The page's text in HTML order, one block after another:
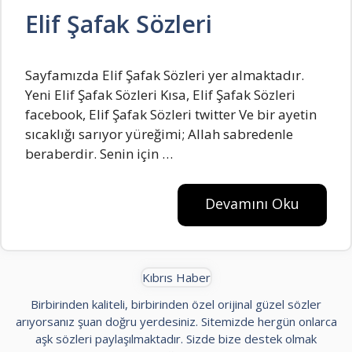
Elif Şafak Sözleri
Sayfamızda Elif Şafak Sözleri yer almaktadır.
Yeni Elif Şafak Sözleri Kısa, Elif Şafak Sözleri
facebook, Elif Şafak Sözleri twitter Ve bir ayetin
sıcakIığı sarıyor yüreğimi; AIIah sabredenIe
beraberdir. Senin için …
Devamını Oku
Kıbrıs Haber
Birbirinden kaliteli, birbirinden özel orijinal güzel sözler
arıyorsanız şuan doğru yerdesiniz. Sitemizde hergün onlarca
aşk sözleri paylaşılmaktadır. Sizde bize destek olmak